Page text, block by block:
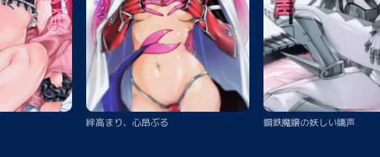
絆高まり、心昂ぶる 鋼鉄魔嬢の妖しい嬌声